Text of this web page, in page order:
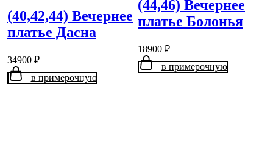
(40,42,44) Вечернее
платье Дасна
34900 ₽
в примерочную
(44,46) Вечернее
платье Болонья
18900 ₽
в примерочную